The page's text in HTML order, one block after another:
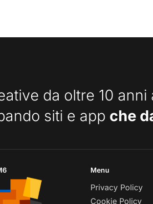
da oltre 10
siti e app che
Menu
Privacy Policy
Cookie Policy